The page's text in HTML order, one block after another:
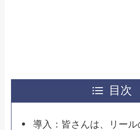
目次
導入：皆さんは、リー